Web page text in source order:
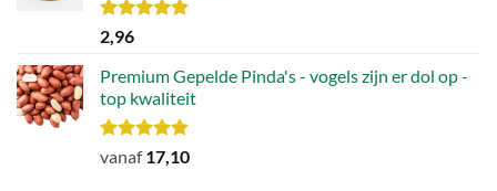
Waardering
5.00
2,96
Premium Gepelde Pinda's - vogels zijn er dol op -
top kwaliteit
Waardering
uit 5
vanaf17,10